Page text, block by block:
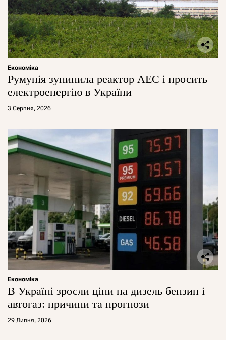
Економіка
Румунія зупинила реактор АЕС і просить
електроенергію в України
3 Серпня, 2026
Економіка
В Україні зросли ціни на дизель бензин і
автогаз: причини та прогнози
29 Липня, 2026